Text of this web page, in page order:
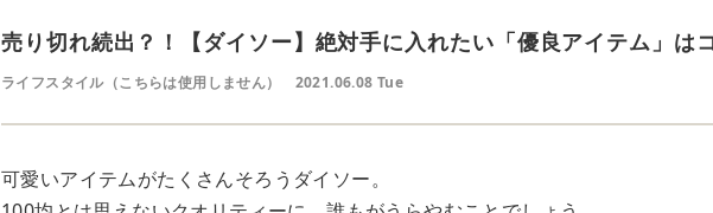
売り切れ続出？！【ダイソー】絶対手に入れたい「優良アイテム」は
ライフスタイル（こちらは使用しません） 2021.06.08 Tue
可愛いアイテムがたくさんそろうダイソー。